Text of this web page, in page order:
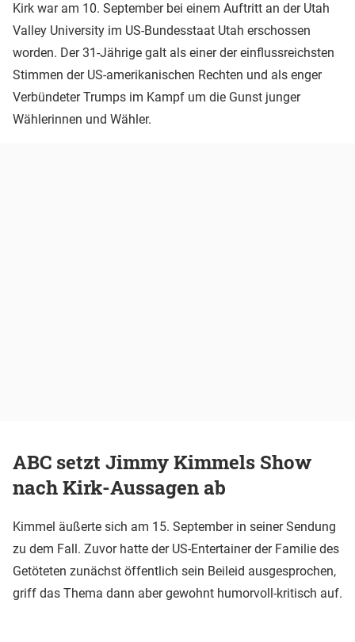
Kirk war am 10. September bei einem Auftritt an der Utah
Valley University im US-Bundesstaat Utah erschossen
worden. Der 31-Jährige galt als einer der einflussreichsten
Stimmen der US-amerikanischen Rechten und als enger
Verbündeter Trumps im Kampf um die Gunst junger
Wählerinnen und Wähler.
ABC setzt Jimmy Kimmels Show
nach Kirk-Aussagen ab
Kimmel äußerte sich am 15. September in seiner Sendung
zu dem Fall. Zuvor hatte der US-Entertainer der Familie des
Getöteten zunächst öffentlich sein Beileid ausgesprochen,
griff das Thema dann aber gewohnt humorvoll-kritisch auf.